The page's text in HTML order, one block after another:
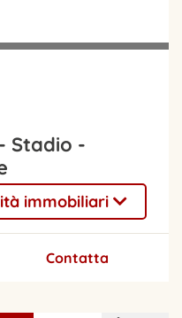
Stadio -
immobiliari
Contatta